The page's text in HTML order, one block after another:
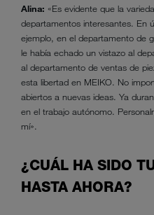
Alina: «Es evidente que la
departamentos interesantes. En
ejemplo, en el departamento de
le había echado un vistazo al
al departamento de ventas de
esta libertad en MEIKO. No
abiertos a nuevas ideas. Ya
en el trabajo autónomo.
mí».
¿CUÁL HA SIDO
HASTA AHORA?